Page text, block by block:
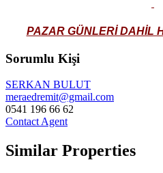
PAZAR GÜNLERİ DAHİL
Sorumlu Kişi
SERKAN BULUT
meraedremit@gmail.com
0541 196 66 62
Contact Agent
Similar Properties